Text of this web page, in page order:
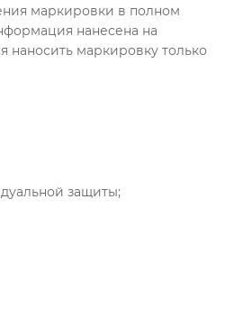
маркировки в полном
нанесена на
наносить маркировку только
защиты;